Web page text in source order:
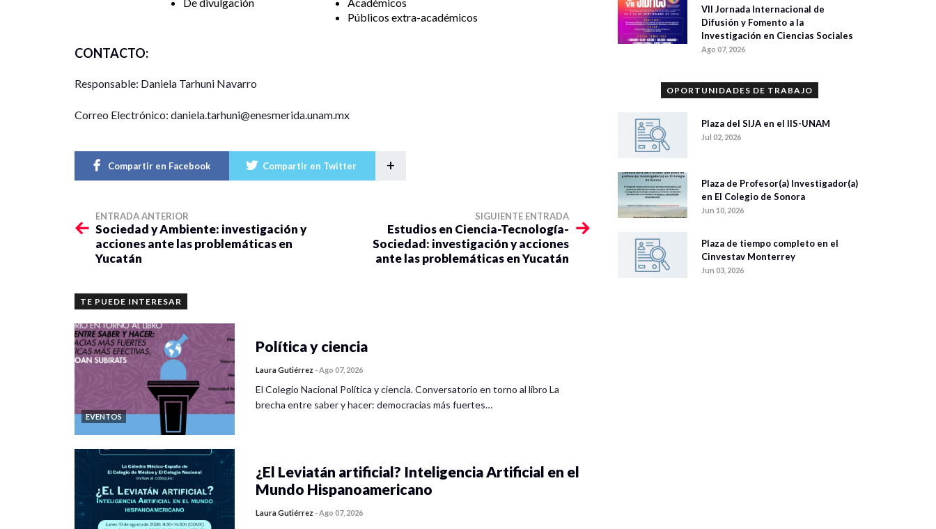
Públicos extra-académicos
CONTACTO:
Responsable: Daniela Tarhuni Navarro
Correo Electrónico: daniela.tarhuni@enesmerida.unam.mx
Compartir en Facebook Compartir en Twitter +
ENTRADA ANTERIOR
Sociedad y Ambiente: investigación y
acciones ante las problemáticas en
Yucatán
SIGUIENTE ENTRADA
Estudios en Ciencia-Tecnología-
Sociedad: investigación y acciones
ante las problemáticas en Yucatán
TE PUEDE INTERESAR
EVENTOS
Política y ciencia
Laura Gutiérrez -Ago 07, 2026
El Colegio Nacional Política y ciencia. Conversatorio en torno al libro La
brecha entre saber y hacer: democracias más fuertes…
¿El Leviatán artificial? Inteligencia Artificial en el
Mundo Hispanoamericano
Laura Gutiérrez -Ago 07, 2026
VII Jornada Internacional de
Difusión y Fomento a la
Investigación en Ciencias Sociales
Ago 07, 2026
OPORTUNIDADES DE TRABAJO
Plaza del SIJA en el IIS-UNAM
Jul 02, 2026
Plaza de Profesor(a) Investigador(a)
en El Colegio de Sonora
Jun 10, 2026
Plaza de tiempo completo en el
Cinvestav Monterrey
Jun 03, 2026